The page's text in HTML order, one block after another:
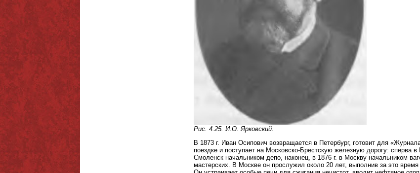
Рис. 4.25. И.О. Ярковский.
В 1873 г. Иван Осипович возвращается в Петербург, готовит для
поездке и поступает на Московско-Брестскую железную дорогу: сперва
Смоленск начальником депо, наконец, в 1876 г. в Москву начальником
мастерских. В Москве он прослужил около 20 лет, выполнив за это время